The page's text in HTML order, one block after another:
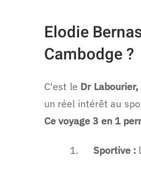
Elodie
Cambodge ?
C'est le Dr
un réel intérêt au
Ce voyage 3 en 1
1. Sportive :